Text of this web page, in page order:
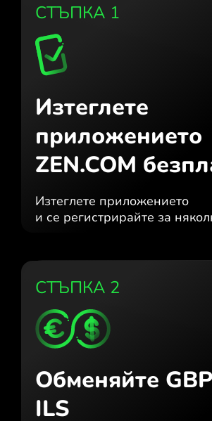
СТЪПКА 1
Изтеглете
приложението
ZEN.COM
Изтеглете приложението
и се регистрирайте за
СТЪПКА 2
Обменяйте
ILS